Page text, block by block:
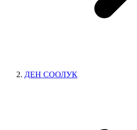
ДЕН СООЛУК